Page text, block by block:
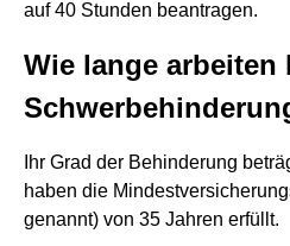
auf 40 Stunden beantragen.
Wie lange arbeiten
Ihr Grad der Behinderung
haben die
genannt) von 35 Jahren erfüllt.